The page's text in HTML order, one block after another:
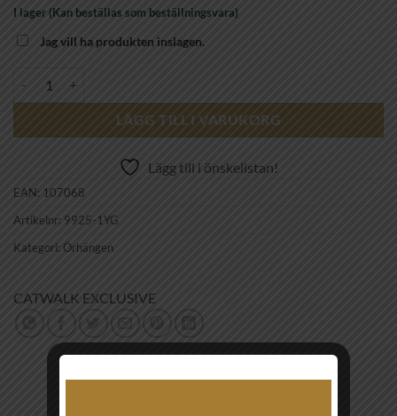
I lager (Kan beställas som beställningsvara)
Jag vill ha produkten inslagen.
LÄGG TILL I VARUKORG
Lägg till i önskelistan!
EAN: 107068
Artikelnr: 9925-1YG
Kategori: Örhängen
CATWALK EXCLUSIVE